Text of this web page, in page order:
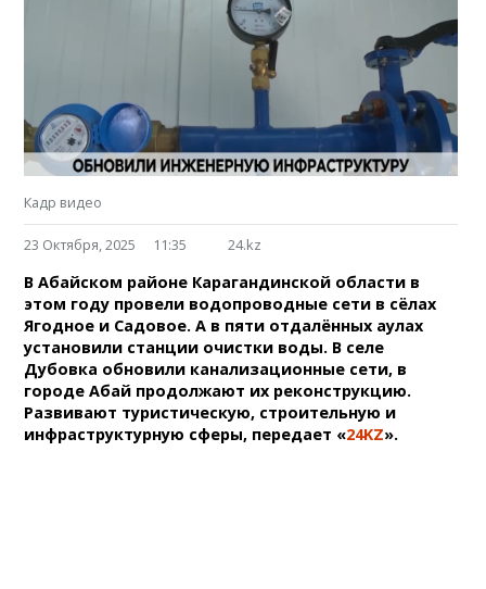
Кадр видео
23 Октября, 2025 11:35 24.kz
В Абайском районе Карагандинской области в
этом году провели водопроводные сети в сёлах
Ягодное и Садовое. А в пяти отдалённых аулах
установили станции очистки воды. В селе
Дубовка обновили канализационные сети, в
городе Абай продолжают их реконструкцию.
Развивают туристическую, строительную и
инфраструктурную сферы, передает «24KZ».